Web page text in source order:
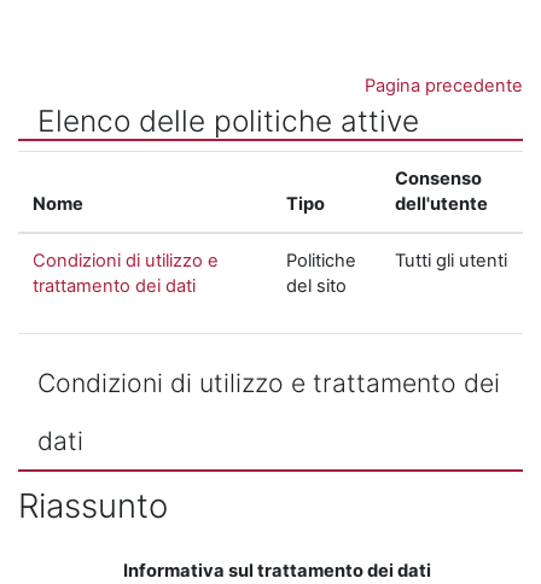
Pagina precedente
Elenco delle politiche attive
Nome Tipo
Consenso
dell'utente
Condizioni di utilizzo e
trattamento dei dati
Politiche
del sito
Tutti gli utenti
Condizioni di utilizzo e trattamento dei
dati
Riassunto
Informativa sul trattamento dei dati